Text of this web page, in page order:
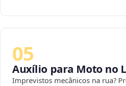
05
Auxílio para Moto no
Imprevistos mecânicos na rua?